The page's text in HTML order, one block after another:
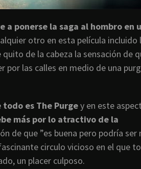
a ponerse la saga al hombro en
otro en esta película incluido
de la cabeza la sensación de
por las calles en medio de una
es The Purgey en este
más por lo atractivo de la
de que ”es buena pero podría ser
circulo vicioso en el que
un placer culposo.